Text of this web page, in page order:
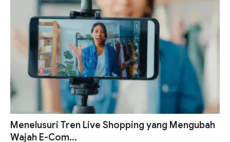
Menelusuri Tren Live Shopping yang Mengubah
Wajah E-Com...